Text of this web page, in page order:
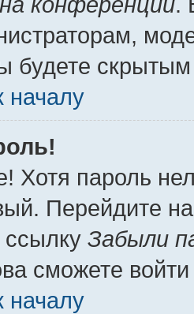
будете
началу
Хотя пароль
Перейдите
Забыли
сможете
началу